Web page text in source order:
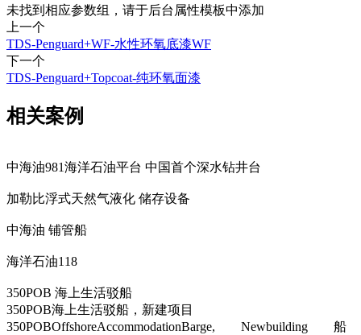
未找到相应参数组，请于后台属性模板中添加
上一个
TDS-Penguard+WF-水性环氧底漆WF
下一个
TDS-Penguard+Topcoat-纯环氧面漆
相关案例
中海油981海洋石油平台 中国首个深水钻井台
加勒比浮式天然气液化 储存设备
中海油 铺管船
海洋石油118
350POB 海上生活驳船
350POB海上生活驳船，新建项目
350POBOffshoreAccommodationBarge, Newbuilding 船